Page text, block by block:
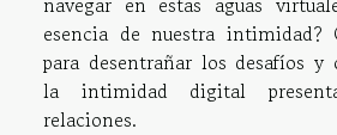
esencia de nuestra intimidad?
para desentrañar los desafíos y
la intimidad digital
relaciones.